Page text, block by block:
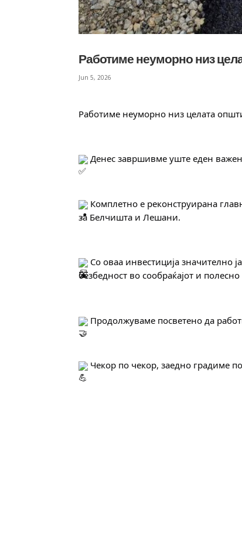
Работиме неуморно низ
Jun 5, 2026
Работиме неуморно низ целата
Денес завршивме уште еден
Комплетно е реконструирана
за Белчишта и Лешани.
Со оваа инвестиција значително
безбедност во сообраќајот и
Продолжуваме посветено да
Чекор по чекор, заедно градиме